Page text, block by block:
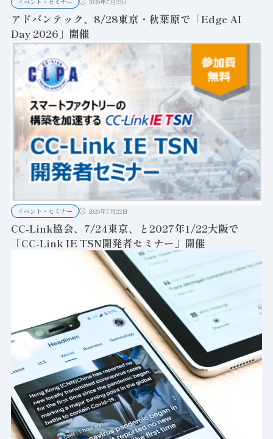
アドバンテック、8/28東京・秋葉原で「Edge AI
Day 2026」開催
イベント・セミナー 2026年7月22日
CC-Link協会、7/24東京、と2027年1/22大阪で
「CC-Link IE TSN開発者セミナー」開催